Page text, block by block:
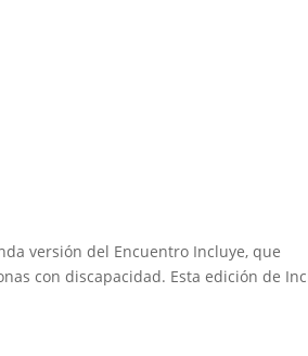
versión del Encuentro Incluye, que
con discapacidad. Esta edición de